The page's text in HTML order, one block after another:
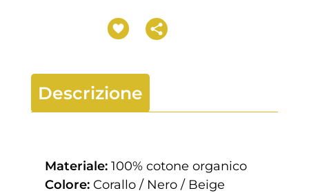
Descrizione
Materiale: 100% cotone organico
Colore: Corallo / Nero / Beige